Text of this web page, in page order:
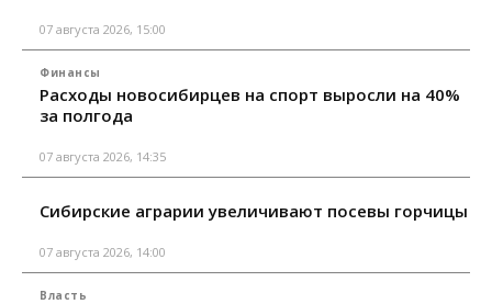
07 августа 2026, 15:00
Финансы
Расходы новосибирцев на спорт выросли на 40%
за полгода
07 августа 2026, 14:35
Сибирские аграрии увеличивают посевы горчицы
07 августа 2026, 14:00
Власть